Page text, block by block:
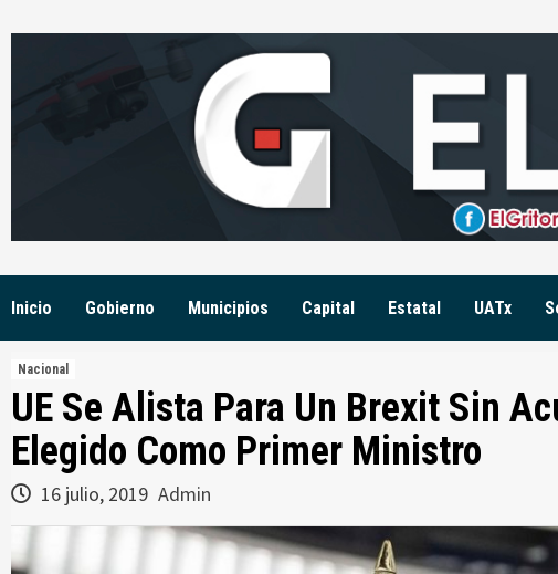
to
Inicio Gobierno Municipios Capital Estatal UATx
Nacional
UE Se Alista Para Un Brexit Sin
Elegido Como Primer Ministro
16 julio, 2019 Admin